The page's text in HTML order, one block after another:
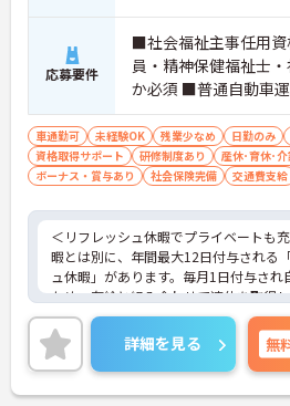
アップが可能
・管理職や他職種への転換など多彩な
風
応募要件
■社会福祉主事任用
員・精神保健福祉士
か必須 ■普通自動車
必須 ■経験：不問
車通勤可 未経験OK 残業少なめ 日勤のみ
資格取得サポート
研修制度あり
産休･育休･
ボーナス・賞与あり
社会保険完備 交通費支給
＜リフレッシュ休暇でプライベートも
暇とは別に、年間最大12日付与される
ュ休暇」があります。毎月1日付与され
ため、有給と組み合わせて連休を取得
味を楽しむスタッフも多くいます。夜
のみの勤務なので、生活リズムも整えや
とプライベートのメリハリをつけて無
す。
＜将来を見据えた多彩なキャリアパス
詳細を見る 無